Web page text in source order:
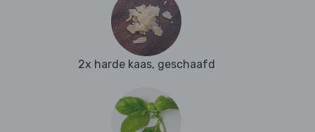
2x harde kaas, geschaafd